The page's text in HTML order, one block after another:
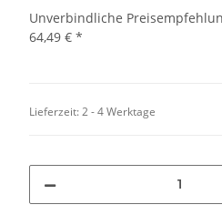
Unverbindliche
64,49 € *
Lieferzeit:2 - 4 Werktage